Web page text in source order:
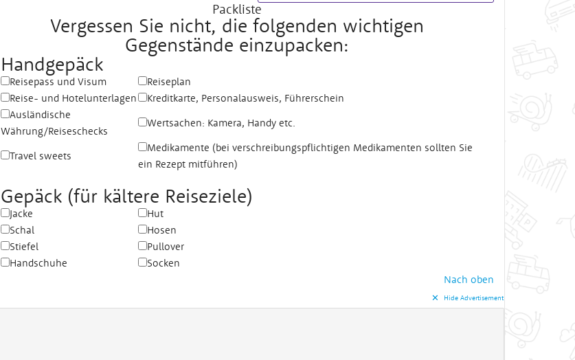
Packliste
Vergessen Sie nicht, die folgenden wichtigen
Gegenstände einzupacken:
Handgepäck
Reisepass und Visum
Reiseplan
Reise- und Hotelunterlagen
Kreditkarte, Personalausweis, Führerschein
Ausländische
Währung/Reiseschecks
Wertsachen: Kamera, Handy etc.
Travel sweets
Medikamente (bei verschreibungspflichtigen Medikamenten sollten Sie
ein Rezept mitführen)
Gepäck (für kältere Reiseziele)
Jacke
Hut
Schal
Hosen
Stiefel
Pullover
Handschuhe
Socken
Nach oben
✕︎ Hide Advertisement